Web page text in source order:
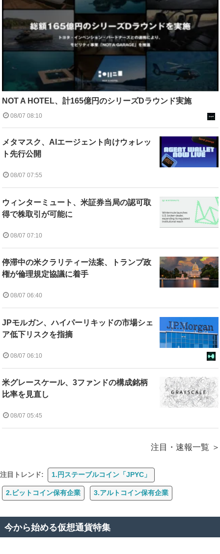
NOT A HOTEL、計165億円のシリーズDラウンド実施
08/07 08:10
メタマスク、AIエージェント向けウォレッ
ト先行公開
08/07 07:55
ウィンターミュート、米証券当局の認可取
得で株取引が可能に
08/07 07:10
停滞中の米クラリティー法案、トランプ政
権が倫理規定協議に着手
08/07 06:40
JPモルガン、ハイパーリキッドの市場シェ
ア低下リスクを指摘
08/07 06:10
米グレースケール、3ファンドの構成銘柄
比率を見直し
08/07 05:45
注目・速報一覧
注目トレンド: 1.円ステーブルコイン「JPYC」
2.ビットコイン保有企業 3.アルトコイン保有企業
今から始める仮想通貨特集